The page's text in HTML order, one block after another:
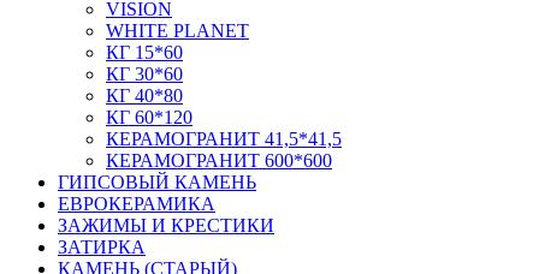
VISION
WHITE PLANET
КГ 15*60
КГ 30*60
КГ 40*80
КГ 60*120
КЕРАМОГРАНИТ 41,5*41,5
КЕРАМОГРАНИТ 600*600
ГИПСОВЫЙ КАМЕНЬ
ЕВРОКЕРАМИКА
ЗАЖИМЫ И КРЕСТИКИ
ЗАТИРКА
КАМЕНЬ (СТАРЫЙ)